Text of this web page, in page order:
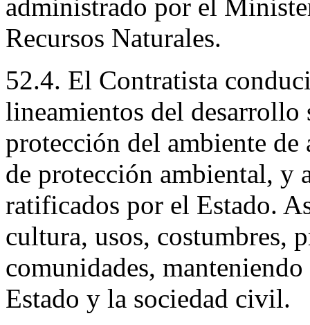
administrado por el
Recursos Naturales.
52.4. El Contratista
lineamientos del desarrollo
protección del ambiente de
de protección ambiental, y
ratificados por el Estado.
cultura, usos, costumbres,
comunidades,
Estado y la sociedad civil.